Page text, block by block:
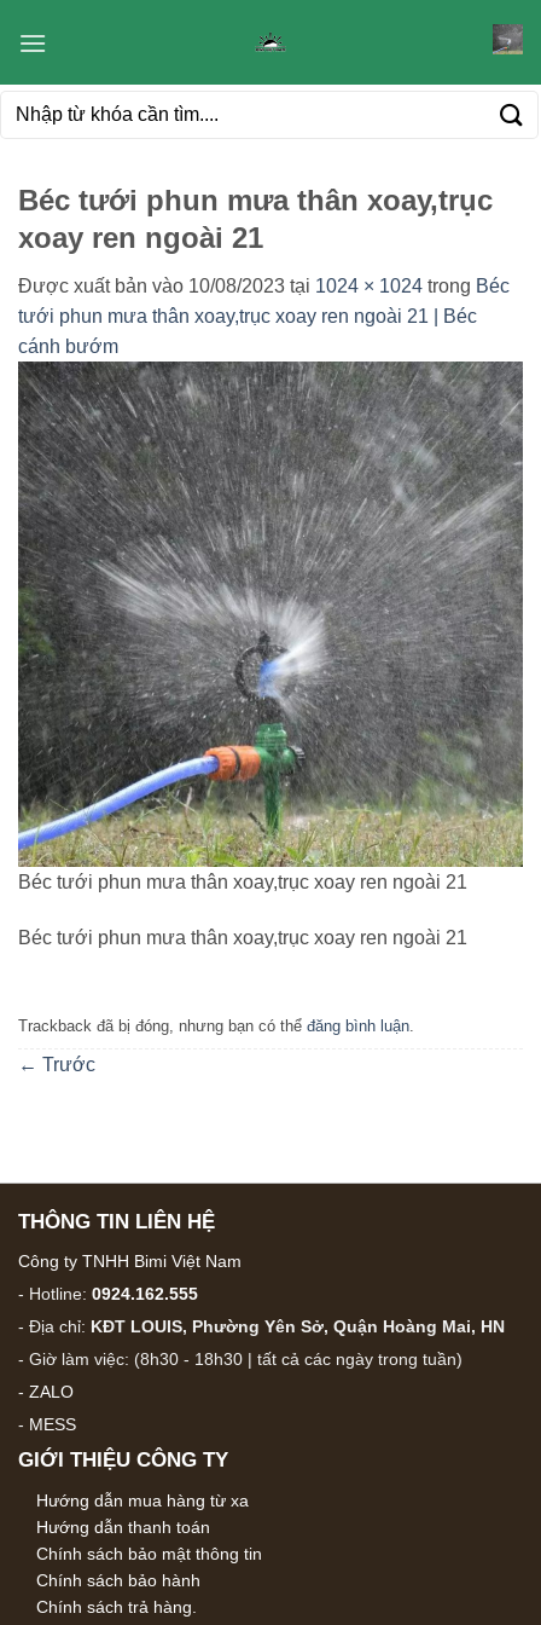
qua
dung
Tìm
Béc tưới phun mưa thân xoay,trục
xoay ren ngoài 21
Được xuất bản vào 10/08/2023 tại 1024 × 1024 trong Béc
tưới phun mưa thân xoay,trục xoay ren ngoài 21 | Béc
cánh bướm
Béc tưới phun mưa thân xoay,trục xoay ren ngoài 21
Béc tưới phun mưa thân xoay,trục xoay ren ngoài 21
Trackback đã bị đóng, nhưng bạn có thể đăng bình luận.
← Trước
THÔNG TIN LIÊN HỆ
Công ty TNHH Bimi Việt Nam
- Hotline: 0924.162.555
- Địa chỉ: KĐT LOUIS, Phường Yên Sở, Quận Hoàng Mai, HN
- Giờ làm việc: (8h30 - 18h30 | tất cả các ngày trong tuần)
- ZALO
- MESS
GIỚI THIỆU CÔNG TY
Hướng dẫn mua hàng từ xa
Hướng dẫn thanh toán
Chính sách bảo mật thông tin
Chính sách bảo hành
Chính sách trả hàng.